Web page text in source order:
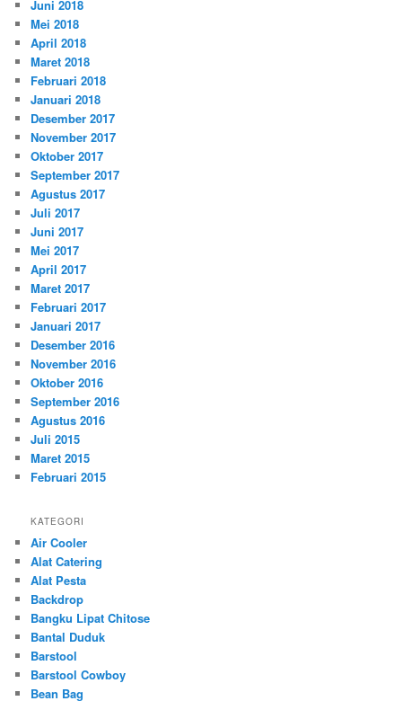
Juni 2018
Mei 2018
April 2018
Maret 2018
Februari 2018
Januari 2018
Desember 2017
November 2017
Oktober 2017
September 2017
Agustus 2017
Juli 2017
Juni 2017
Mei 2017
April 2017
Maret 2017
Februari 2017
Januari 2017
Desember 2016
November 2016
Oktober 2016
September 2016
Agustus 2016
Juli 2015
Maret 2015
Februari 2015
KATEGORI
Air Cooler
Alat Catering
Alat Pesta
Backdrop
Bangku Lipat Chitose
Bantal Duduk
Barstool
Barstool Cowboy
Bean Bag